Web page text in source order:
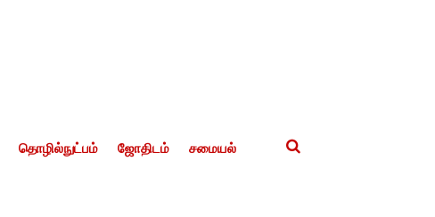
தொழில்நுட்பம் ஜோதிடம் சமையல்